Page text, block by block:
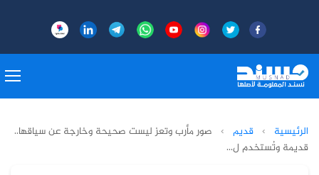
الرئيسية › قديم › صور مأرب وتعز ليست صحيحة وخارجة عن سياقها..
قديمة وتُستخدم ل...